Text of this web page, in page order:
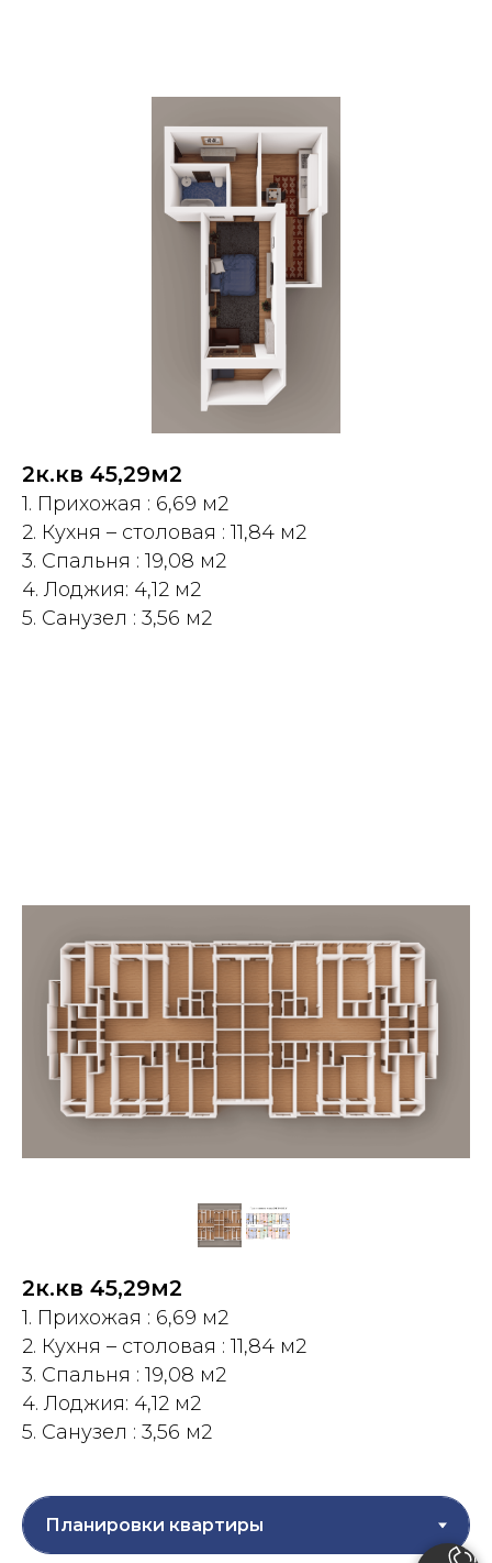
2к.кв 45,29м2
1. Прихожая : 6,69 м2
2. Кухня – столовая : 11,84 м2
3. Спальня : 19,08 м2
4. Лоджия: 4,12 м2
5. Санузел : 3,56 м2
2к.кв 45,29м2
1. Прихожая : 6,69 м2
2. Кухня – столовая : 11,84 м2
3. Спальня : 19,08 м2
4. Лоджия: 4,12 м2
5. Санузел : 3,56 м2